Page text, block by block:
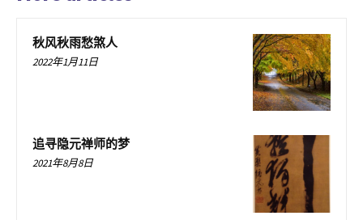
秋风秋雨愁煞人
2022年1月11日
追寻隐元禅师的梦
2021年8月8日